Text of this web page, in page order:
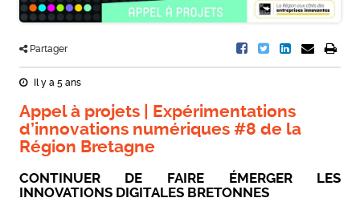
Partager
Il y a 5 ans
Appel à projets | Expérimentations
d’innovations numériques #8 de la
Région Bretagne
CONTINUER DE FAIRE ÉMERGER LES
INNOVATIONS DIGITALES BRETONNES